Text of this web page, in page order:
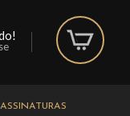
ASSINATURAS